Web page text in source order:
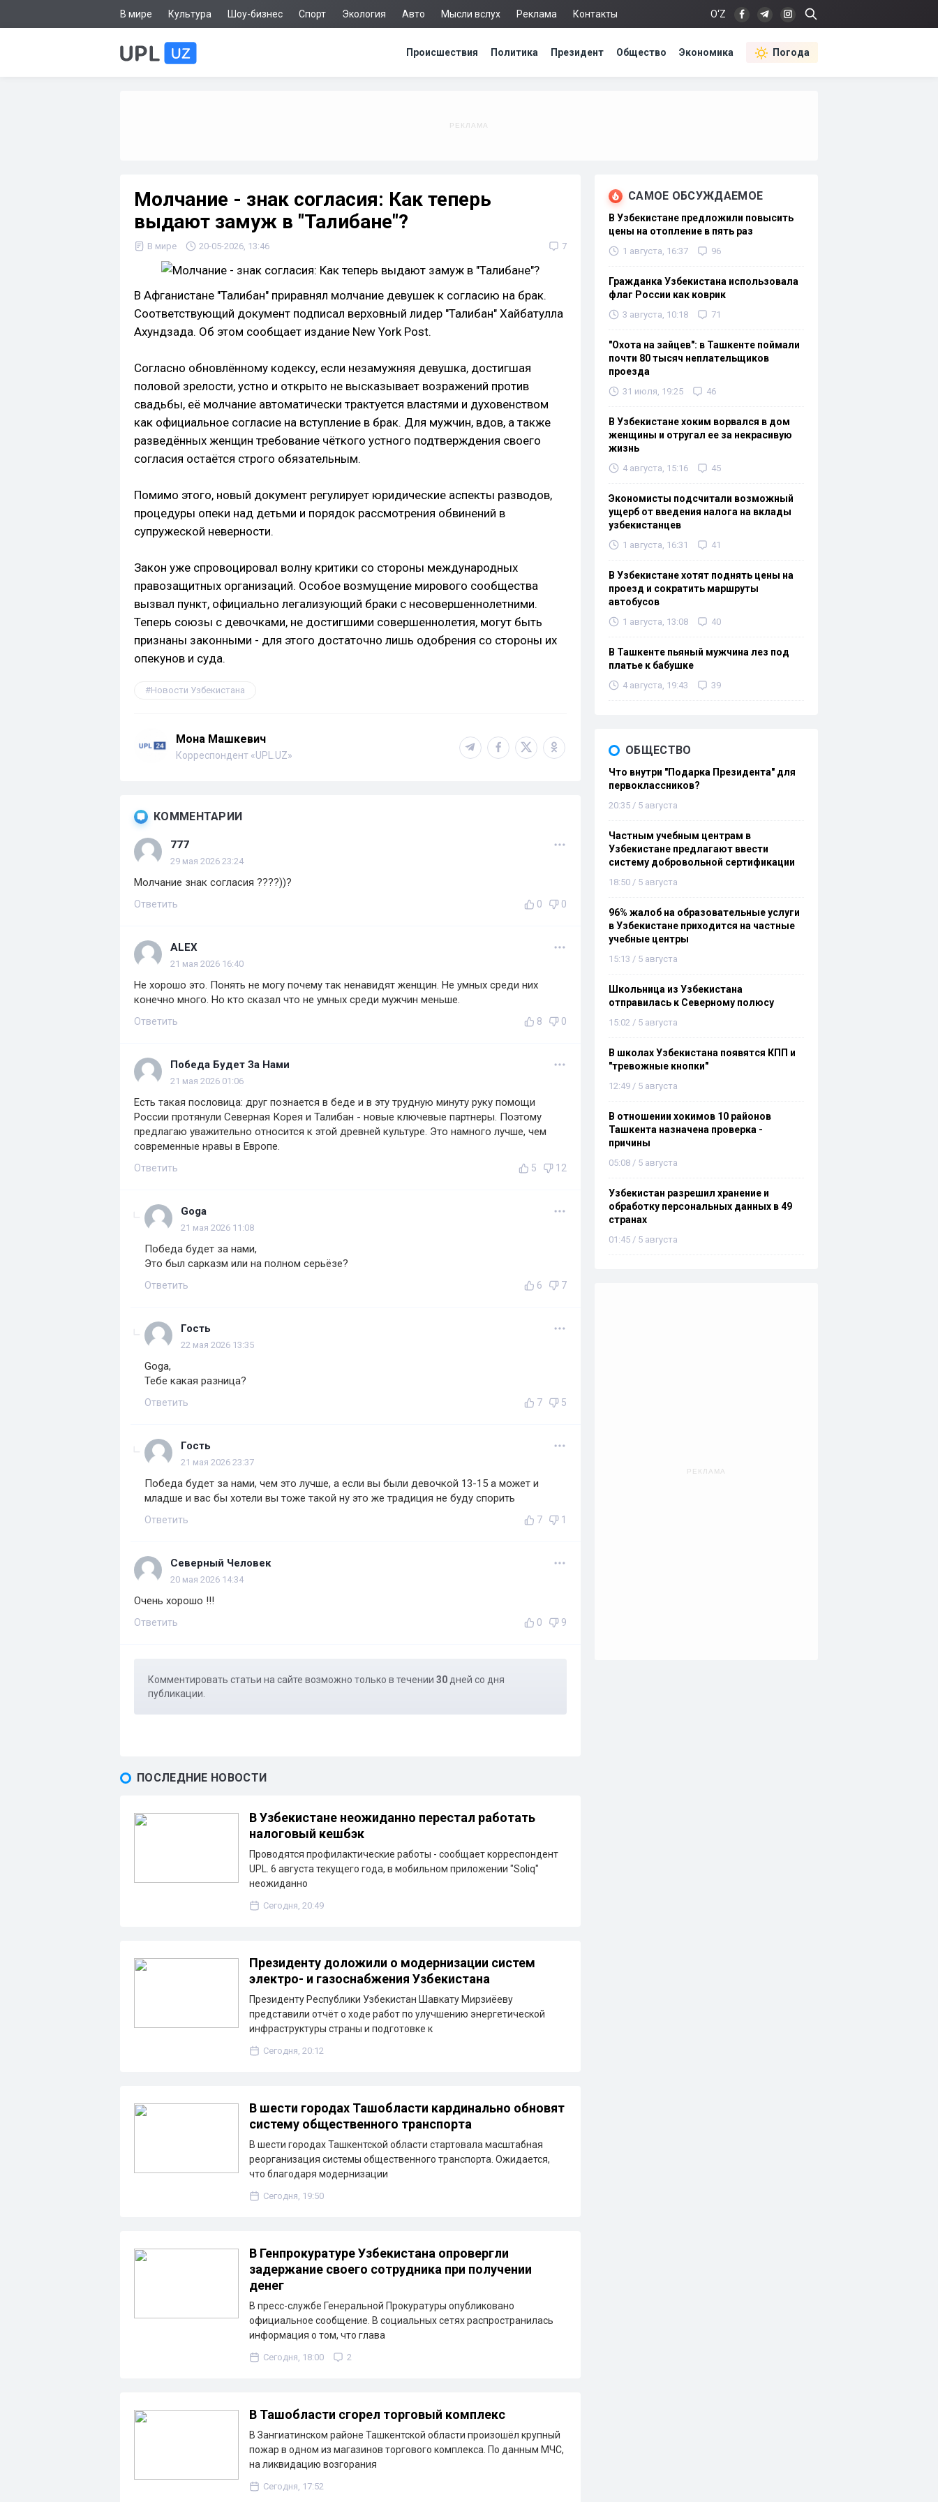
В мире Культура Шоу-бизнес Спорт Экология Авто Мысли вслух Реклама Контакты O‘Z
Происшествия Политика Президент Общество Экономика Погода
Молчание - знак согласия: Как теперь
выдают замуж в "Талибане"?
В мире 20-05-2026, 13:46 7
В Афганистане "Талибан" приравнял молчание девушек к согласию на брак.
Соответствующий документ подписал верховный лидер "Талибан" Хайбатулла
Ахундзада. Об этом сообщает издание New York Post.
Согласно обновлённому кодексу, если незамужняя девушка, достигшая
половой зрелости, устно и открыто не высказывает возражений против
свадьбы, её молчание автоматически трактуется властями и духовенством
как официальное согласие на вступление в брак. Для мужчин, вдов, а также
разведённых женщин требование чёткого устного подтверждения своего
согласия остаётся строго обязательным.
Помимо этого, новый документ регулирует юридические аспекты разводов,
процедуры опеки над детьми и порядок рассмотрения обвинений в
супружеской неверности.
Закон уже спровоцировал волну критики со стороны международных
правозащитных организаций. Особое возмущение мирового сообщества
вызвал пункт, официально легализующий браки с несовершеннолетними.
Теперь союзы с девочками, не достигшими совершеннолетия, могут быть
признаны законными - для этого достаточно лишь одобрения со стороны их
опекунов и суда.
Новости Узбекистана
Мона Машкевич
Корреспондент «UPL.UZ»
КОММЕНТАРИИ
777
29 мая 2026 23:24
Молчание знак согласия ????))?
Ответить 0 0
ALEX
21 мая 2026 16:40
Не хорошо это. Понять не могу почему так ненавидят женщин. Не умных среди них
конечно много. Но кто сказал что не умных среди мужчин меньше.
Ответить 8 0
Победа Будет За Нами
21 мая 2026 01:06
Есть такая пословица: друг познается в беде и в эту трудную минуту руку помощи
России протянули Северная Корея и Талибан - новые ключевые партнеры. Поэтому
предлагаю уважительно относится к этой древней культуре. Это намного лучше, чем
современные нравы в Европе.
Ответить 5 12
Goga
21 мая 2026 11:08
Победа будет за нами,
Это был сарказм или на полном серьёзе?
Ответить 6 7
Гость
22 мая 2026 13:35
Goga,
Тебе какая разница?
Ответить 7 5
Гость
21 мая 2026 23:37
Победа будет за нами, чем это лучше, а если вы были девочкой 13-15 а может и
младше и вас бы хотели вы тоже такой ну это же традиция не буду спорить
Ответить 7 1
Северный Человек
20 мая 2026 14:34
Очень хорошо !!!
Ответить 0 9
Комментировать статьи на сайте возможно только в течении 30 дней со дня
публикации.
ПОСЛЕДНИЕ НОВОСТИ
В Узбекистане неожиданно перестал работать
налоговый кешбэк
Проводятся профилактические работы - сообщает корреспондент
UPL. 6 августа текущего года, в мобильном приложении "Soliq"
неожиданно
Сегодня, 20:49
Президенту доложили о модернизации систем
электро- и газоснабжения Узбекистана
Президенту Республики Узбекистан Шавкату Мирзиёеву
представили отчёт о ходе работ по улучшению энергетической
инфраструктуры страны и подготовке к
Сегодня, 20:12
В шести городах Ташобласти кардинально обновят
систему общественного транспорта
В шести городах Ташкентской области стартовала масштабная
реорганизация системы общественного транспорта. Ожидается,
что благодаря модернизации
Сегодня, 19:50
В Генпрокуратуре Узбекистана опровергли
задержание своего сотрудника при получении
денег
В пресс-службе Генеральной Прокуратуры опубликовано
официальное сообщение. В социальных сетях распространилась
информация о том, что глава
Сегодня, 18:00 2
В Ташобласти сгорел торговый комплекс
В Зангиатинском районе Ташкентской области произошёл крупный
пожар в одном из магазинов торгового комплекса. По данным МЧС,
на ликвидацию возгорания
Сегодня, 17:52
САМОЕ ОБСУЖДАЕМОЕ
В Узбекистане предложили повысить
цены на отопление в пять раз
1 августа, 16:37 96
Гражданка Узбекистана использовала
флаг России как коврик
3 августа, 10:18 71
"Охота на зайцев": в Ташкенте поймали
почти 80 тысяч неплательщиков
проезда
31 июля, 19:25 46
В Узбекистане хоким ворвался в дом
женщины и отругал ее за некрасивую
жизнь
4 августа, 15:16 45
Экономисты подсчитали возможный
ущерб от введения налога на вклады
узбекистанцев
1 августа, 16:31 41
В Узбекистане хотят поднять цены на
проезд и сократить маршруты
автобусов
1 августа, 13:08 40
В Ташкенте пьяный мужчина лез под
платье к бабушке
4 августа, 19:43 39
ОБЩЕСТВО
Что внутри "Подарка Президента" для
первоклассников?
20:35 / 5 августа
Частным учебным центрам в
Узбекистане предлагают ввести
систему добровольной сертификации
18:50 / 5 августа
96% жалоб на образовательные услуги
в Узбекистане приходится на частные
учебные центры
15:13 / 5 августа
Школьница из Узбекистана
отправилась к Северному полюсу
15:02 / 5 августа
В школах Узбекистана появятся КПП и
"тревожные кнопки"
12:49 / 5 августа
В отношении хокимов 10 районов
Ташкента назначена проверка -
причины
05:08 / 5 августа
Узбекистан разрешил хранение и
обработку персональных данных в 49
странах
01:45 / 5 августа